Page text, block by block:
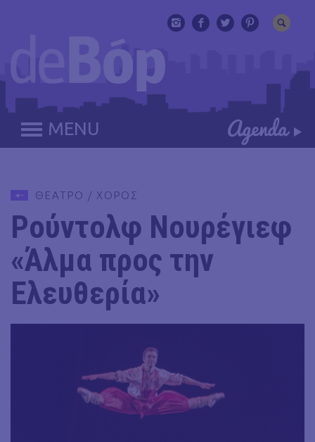
MENU
ΘΕΑΤΡΟ / ΧΟΡΟΣ
Ρούντολφ Νουρέγιεφ
«Άλμα προς την
Ελευθερία»